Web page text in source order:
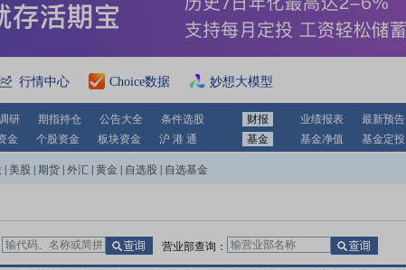
行情中心 Choice数据 妙想大模型
研 期指持仓 公告大全 条件选股 财报 业绩报表 最新预告
金 个股资金 板块资金 沪 港 通 基金 基金净值 基金定投
美股 期货 外汇 黄金 自选股 自选基金
营业部查询：